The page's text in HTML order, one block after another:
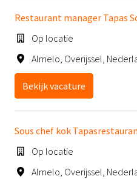
Restaurant manager Tapas
Op locatie
Almelo, Overijssel,
Bekijk vacature
Sous chef kok
Op locatie
Almelo, Overijssel,